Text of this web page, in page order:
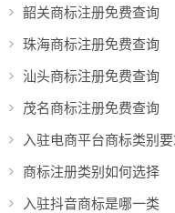
韶关商标注册免费查询
珠海商标注册免费查询
汕头商标注册免费查询
茂名商标注册免费查询
入驻电商平台商标类别
商标注册类别如何选择
入驻抖音商标是哪一类